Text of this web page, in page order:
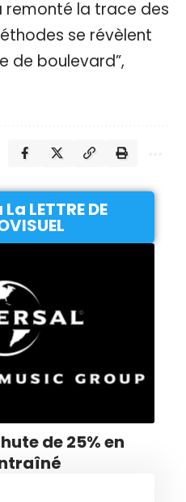
remonté la trace des
se révèlent
de boulevard”,
LETTRE DE
de 25% en